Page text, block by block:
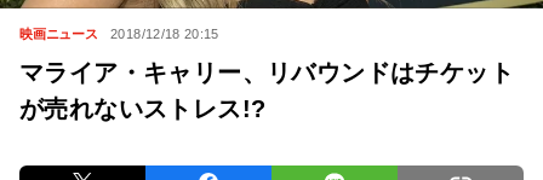
映画ニュース 2018/12/18 20:15
マライア・キャリー、リバウンドはチケット
が売れないストレス!?